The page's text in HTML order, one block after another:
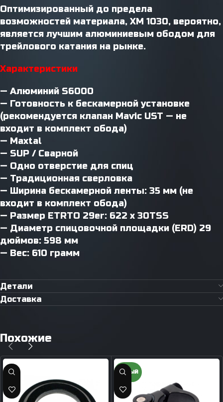
Оптимизированный до предела
возможностей материала, XM 1030, вероятно,
является лучшим алюминиевым ободом для
трейлового катания на рынке.
Характеристики
— Алюминий S6000
— Готовность к бескамерной установке
(рекомендуется клапан Mavic UST — не
входит в комплект обода)
— Maxtal
— SUP / Сварной
— Одно отверстие для спиц
— Традиционная сверловка
— Ширина бескамерной ленты: 35 мм (не
входит в комплект обода)
— Размер ETRTO 29er: 622 x 30TSS
— Диаметр спицовочной площадки (ERD) 29
дюймов: 598 мм
— Вес: 610 грамм
Детали
Доставка
Похожие
НОВЫЙ